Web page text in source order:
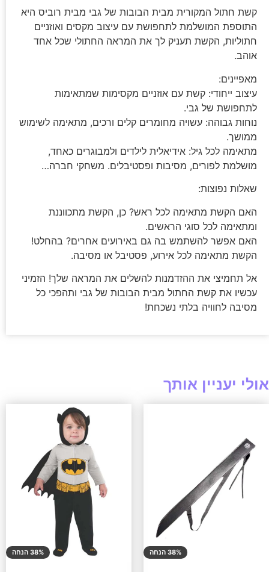
קשת חתול המקורית מבית הבובות של גבי מבית רוביס היא
התוספת המושלמת לתחפושת עם עיצוב מקסים ואוזניים
חתוליות, הקשת תעניק לך את המראה החתולי שכל אחד
אוהב.
מאפיינים:
עיצוב ייחודי: קשת עם אוזניים מקסימות שמתאימות
לתחפושת של גבי.
נוחות גבוהה: עשויה מחומרים קלים ורכים, מתאימה לשימוש
ממושך.
מתאימה לכל גיל: אידיאלית לילדים ולמבוגרים כאחד,
מושלמת לפורים, מסיבות ופסטיבלים. משחקי חברה…
שאלות נפוצות:
האם הקשת מתאימה לכל ראש? כן, הקשת מתכווננת
ומתאימה לכל סוגי הראשים.
האם אפשר להשתמש בה גם באירועים אחרים? בהחלט!
הקשת מתאימה לכל אירוע, פסטיבל או מסיבה.
אל תחמיצי את ההזדמנות להשלים את המראה שלך! הזמיני
עכשיו את קשת החתול מבית הבובות של גבי ותהפכי כל
מסיבה לחוויה בלתי נשכחת!
אולי יעניין אותך
38% הנחה 38% הנחה